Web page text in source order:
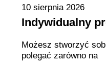
10 sierpnia 2026
Indywidualny
Możesz stworzyć
polegać zarówno na